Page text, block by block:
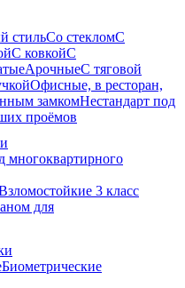
стильСо стекломС
С ковкойС
АрочныеС тяговой
Офисные, в ресторан,
замкомНестандарт под
проёмов
многоквартирного
3 класс
для
Биометрические